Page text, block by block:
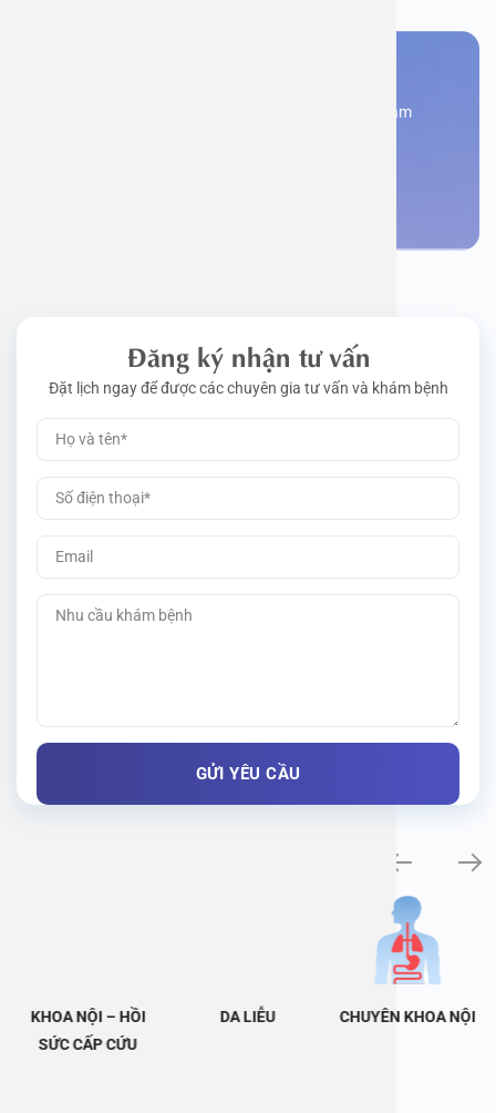
Đăng kí ngay để được các chuyên gia tư vấn và khám
Đăng ký nhận tư vấn
Đặt lịch ngay để được các chuyên gia tư vấn và khám bệnh
KHOA NỘI – HỒI
SỨC CẤP CỨU
DA LIỄU CHUYÊN KHOA NỘI